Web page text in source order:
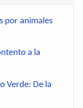
por animales
a la
Verde: De la